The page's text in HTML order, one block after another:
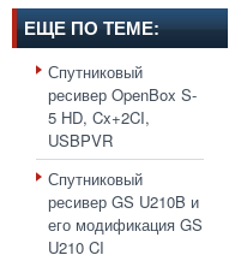
ЕЩЕ ПО ТЕМЕ:
Спутниковый
ресивер OpenBox S-
5 HD, Cx+2CI,
USBPVR
Спутниковый
ресивер GS U210B и
его модификация GS
U210 CI